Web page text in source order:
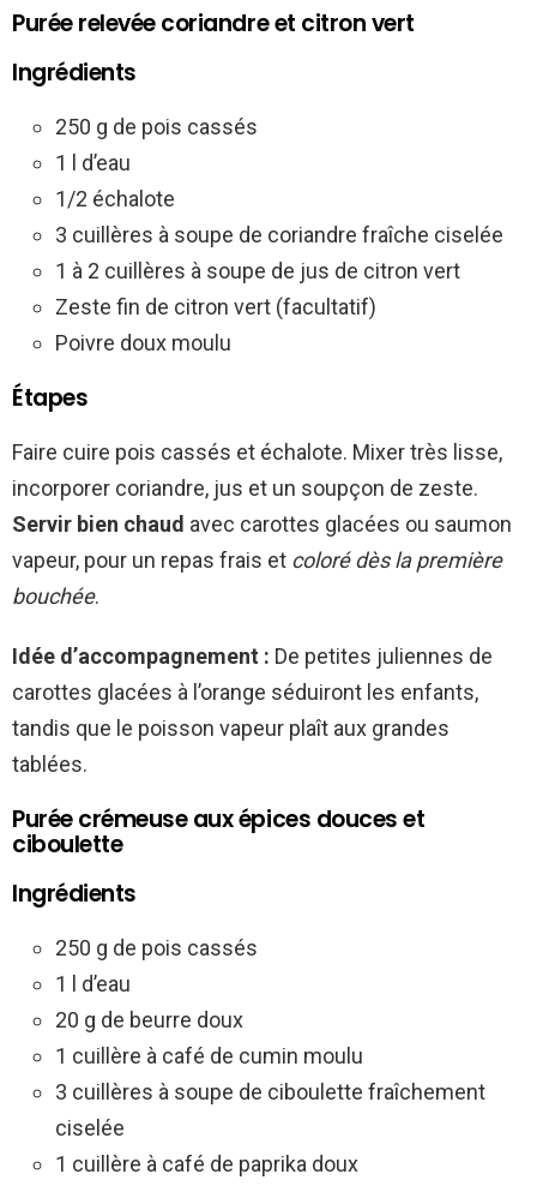
Purée relevée coriandre et citron vert
Ingrédients
250 g de pois cassés
1 l d’eau
1/2 échalote
3 cuillères à soupe de coriandre fraîche ciselée
1 à 2 cuillères à soupe de jus de citron vert
Zeste fin de citron vert (facultatif)
Poivre doux moulu
Étapes
Faire cuire pois cassés et échalote. Mixer très lisse,
incorporer coriandre, jus et un soupçon de zeste.
Servir bien chaud avec carottes glacées ou saumon
vapeur, pour un repas frais et coloré dès la première
bouchée.
Idée d’accompagnement : De petites juliennes de
carottes glacées à l’orange séduiront les enfants,
tandis que le poisson vapeur plaît aux grandes
tablées.
Purée crémeuse aux épices douces et
ciboulette
Ingrédients
250 g de pois cassés
1 l d’eau
20 g de beurre doux
1 cuillère à café de cumin moulu
3 cuillères à soupe de ciboulette fraîchement
ciselée
1 cuillère à café de paprika doux